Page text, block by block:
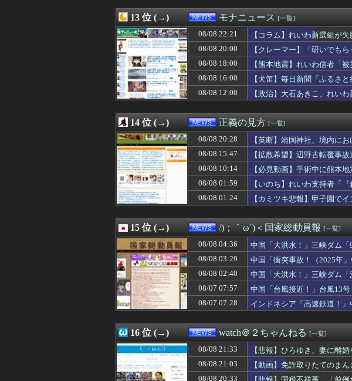
08/08 18:00
【会社】川上産業株式会社が10月よりプチ
08/08 18:00
【話題】高市首相靖国参拝「適切に判断
08/08 18:00
日本語がAIで不利な理由、明らかになって
08/08 18:00
酒と薬飲ませ性的暴行容疑 当時15歳以
08/08 18:00
【熊本地震】れいわ信者「被災者が高市
08/08 18:00
世界のケイスケ・ホンダ「ラーメン700円
08/08 18:00
蒋介石、共産党に武器を届け続けて「運輸
08/08 17:59
【朗報】小池都知事、高市首相と会談し
08/08 17:55
韓国船、竹島周辺で調査か 日本EEZで
08/08 17:40
中国製自動車、不具合によりドアが勝手に
08/08 17:39
「私は入りません、 事故起こさなきゃい
08/08 17:30
『はねバド！』全16巻すべて「50％ポイ
08/08 17:26
【画像】セブンイレブン、ついに神商品を
08/08 17:22
【衝撃】テレビ大好き高齢者世代も「テレ
08/08 17:15
そのうち消えてなくなる 〜 中道改革連
08/08 17:12
【驚愕】悠仁さまがもう19歳という事実
08/08 17:06
アラブ首長国連邦「秋田市に2兆円の超巨
08/08 17:00
「宝くじの1番賢い買い方」←これｗｗｗ
08/08 17:00
【東大】2年連続赤字へ 「貯金」数年で
08/08 17:00
人気配信者たいじさん、配信中に号泣…ネ
13 位 (→) モナニュース [一覧]
08/08 22:21
【コラム】れいわ新選組が
因」
08/08 20:00
【クレーマー】「研いでも
てサイズが変わるのは当た
08/08 18:00
【熊本地震】れいわ信者「
でるカルト信者を近づけな
08/08 16:00
【犬笛】毎日新聞「ふるさ
理構造を立てた結果その思
08/08 12:00 【政治】大石あきこ、れい
14 位 (→) 正義の見方 [一覧]
08/08 20:28
【英断】靖国神社、境内に
08/08 15:47
【拡散希望】辺野古転覆事
ち上げも準備
08/08 10:14
【必見動画】手術中に熊本
08/08 01:59
【いのち】れいわ支持者「
→かわりにピッタリの名称
08/08 01:24 【カミツキ悲報】甲子園で
15 位 (→) /)；｀ω´)＜国家総動員報 [一覧]
08/08 04:36
中国「大洪水！」三峡ダム
「緊急放流に合わせて開門
08/08 03:29
中国「衝突事故！（2025年
蔽」日本「隠蔽された事実
08/08 02:40
中国「大洪水！」三峡ダム
と15号「中国本土でぶつか
08/07 07:57
中国「台風接近！」台風13
急放流（決壊危機」中国「
08/07 07:28
インドネシア「高速鉄道！
16 位 (→) watch＠２ちゃんねる [一覧]
08/08 21:33
【悲報】ひろゆき、妻に離
08/08 21:03
【動画】免許取りたてのま
08/08 20:33